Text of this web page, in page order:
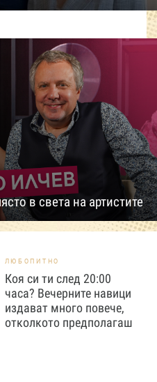
в света на артистите
ЛЮБОПИТНО
Коя си ти след 20:00
часа? Вечерните навици
издават много повече,
отколкото предполагаш